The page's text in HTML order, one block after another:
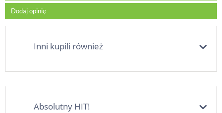
Dodaj opinię
Inni kupili również
Absolutny HIT!